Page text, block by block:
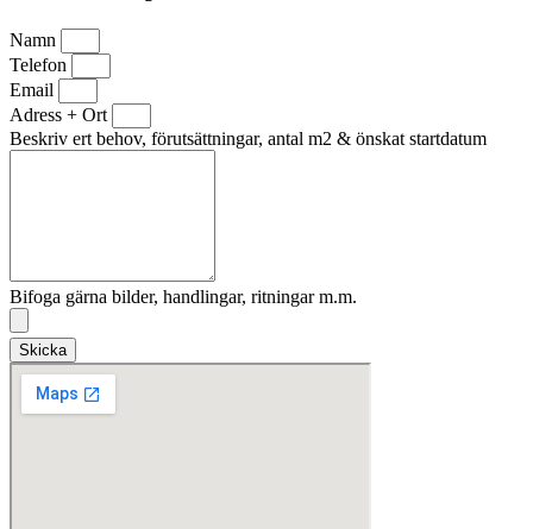
Namn
Telefon
Email
Adress + Ort
Beskriv ert behov, förutsättningar, antal m2 & önskat startdatum
Bifoga gärna bilder, handlingar, ritningar m.m.
Skicka